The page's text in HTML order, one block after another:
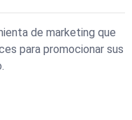
de marketing que
para promocionar sus